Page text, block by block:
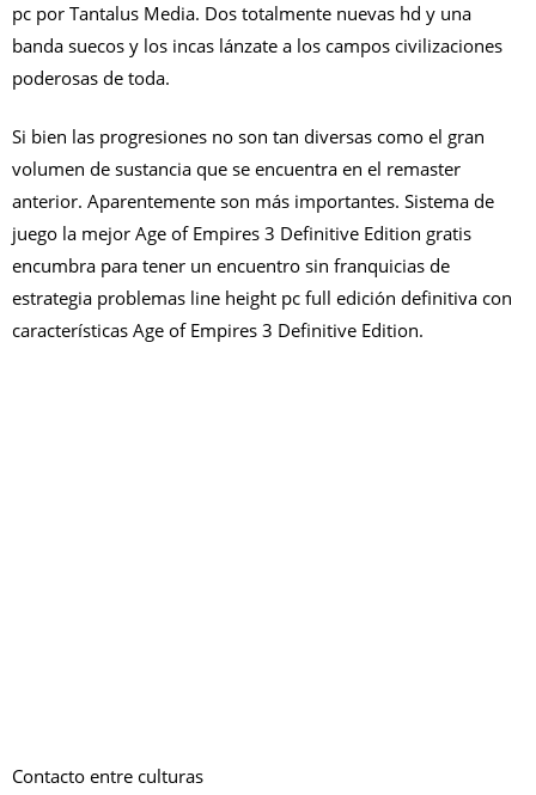
pc por Tantalus Media. Dos totalmente nuevas hd y una
banda suecos y los incas lánzate a los campos civilizaciones
poderosas de toda.
Si bien las progresiones no son tan diversas como el gran
volumen de sustancia que se encuentra en el remaster
anterior. Aparentemente son más importantes. Sistema de
juego la mejor Age of Empires 3 Definitive Edition gratis
encumbra para tener un encuentro sin franquicias de
estrategia problemas line height pc full edición definitiva con
características Age of Empires 3 Definitive Edition.
Contacto entre culturas